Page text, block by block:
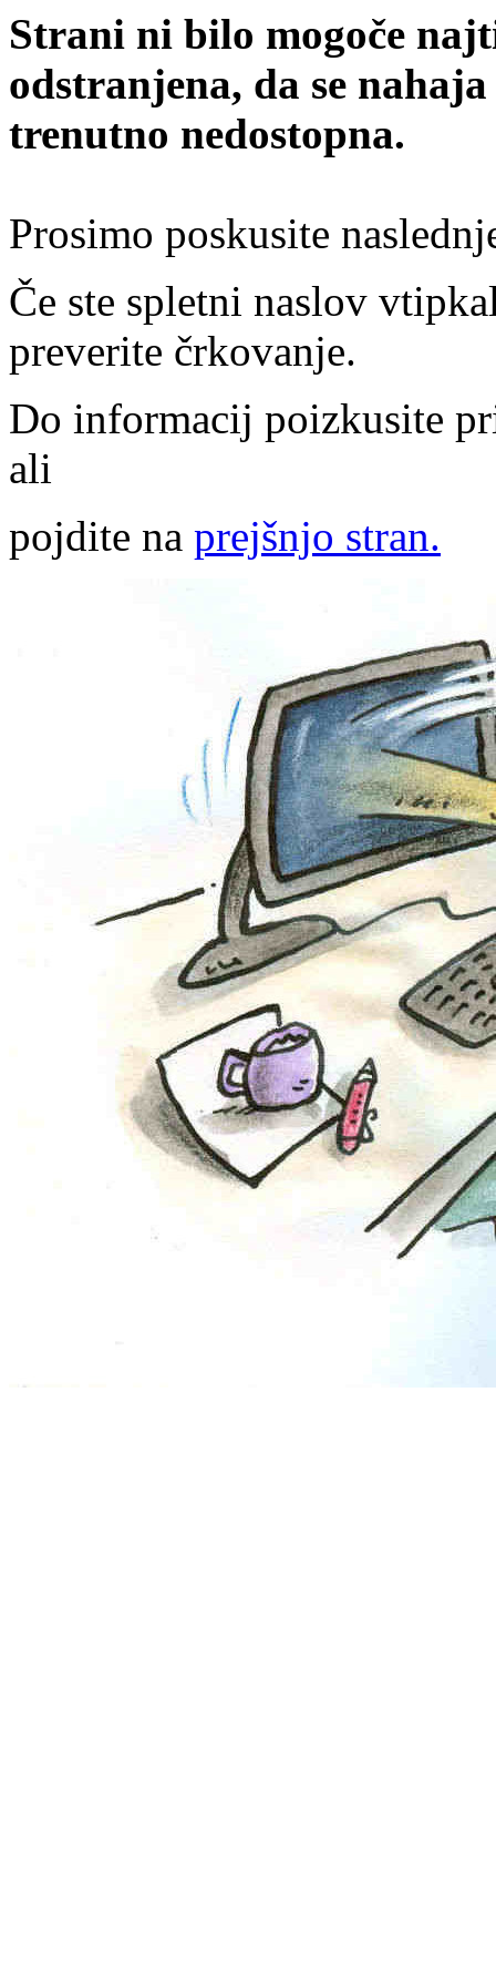
Strani ni bilo mogoče
odstranjena, da se
trenutno nedostopna.
Prosimo poskusite
Če ste spletni naslov
preverite črkovanje.
Do informacij poizkusite
ali
pojdite na prejšnjo stran.